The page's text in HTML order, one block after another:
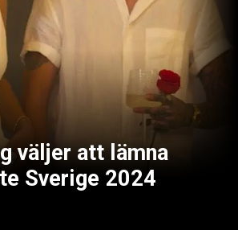
väljer att lämna
Sverige 2024